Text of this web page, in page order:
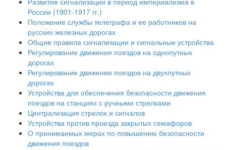
России (1901-1917 гг.)
Положение службы телеграфа и ее работников на
русских железных дорогах
Общие правила сигнализации и сигнальные устройства
Регулирование движения поездов на однопутных
дорогах
Регулирование движения поездов на двухпутных
дорогах
Устройства для обеспечения безопасности движения
поездов на станциях с ручными стрелками
Централизация стрелок и сигналов
Устройства против проезда закрытых семафоров
О принимаемых мерах по повышению безопасности
движения поездов